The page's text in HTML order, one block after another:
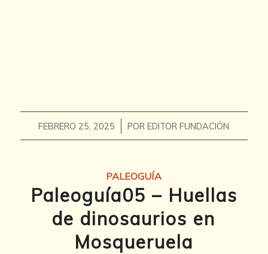
FEBRERO 25, 2025
/ POREDITOR FUNDACIÓN
PALEOGUÍA
Paleoguía05 – Huellas
de dinosaurios en
Mosqueruela